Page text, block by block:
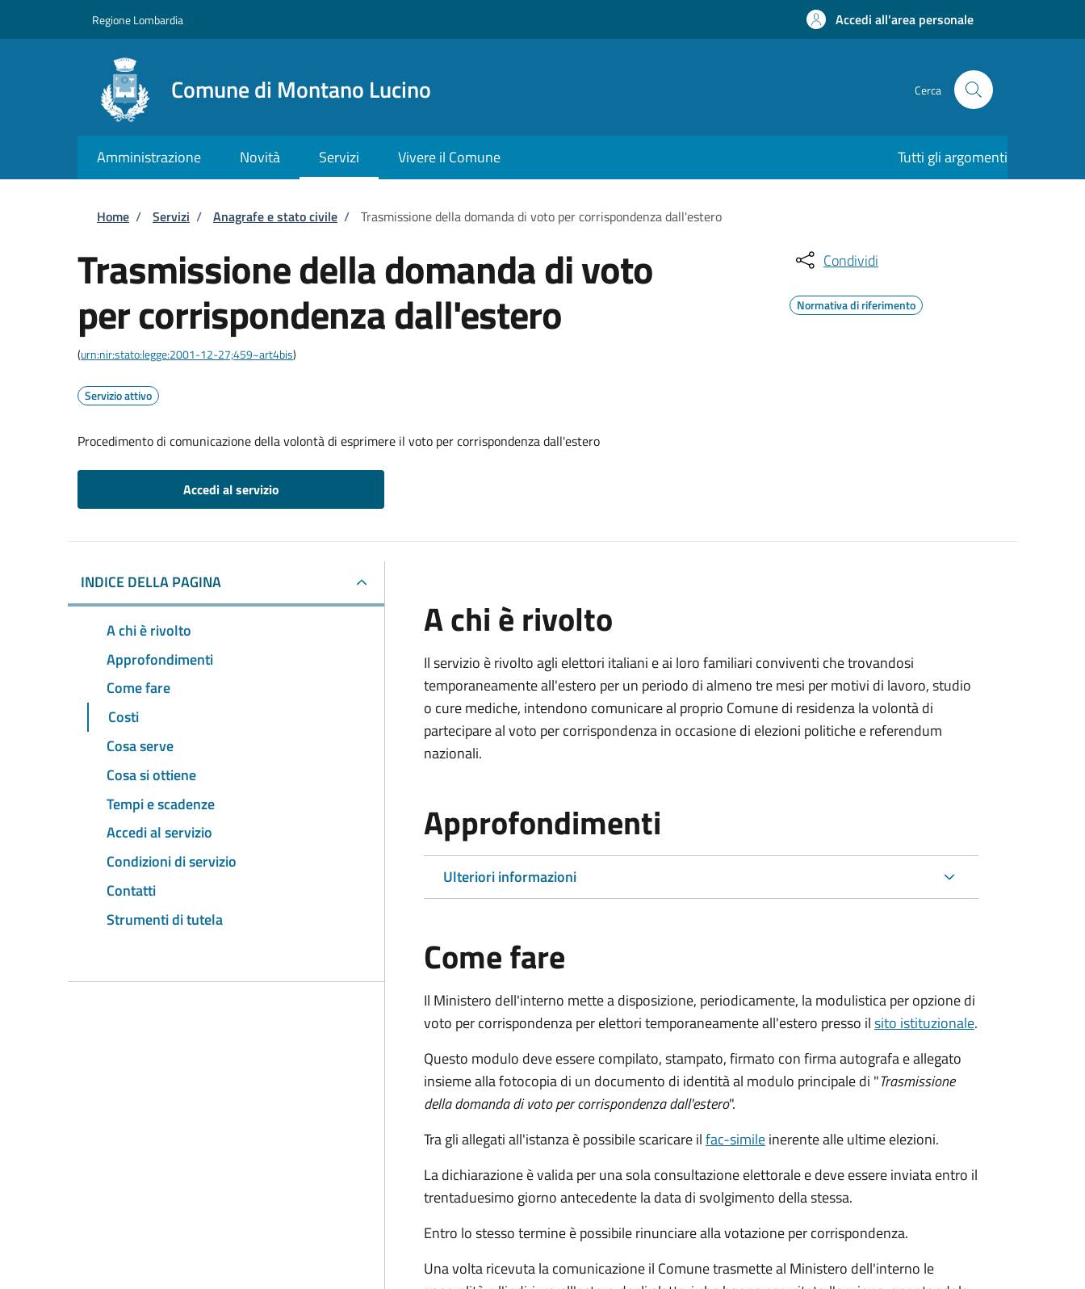
Regione Lombardia Accedi all'area personale
Comune di Montano Lucino Cerca
Amministrazione Novità Servizi Vivere il Comune Tutti gli argomenti
Briciole di pane
Home / Servizi / Anagrafe e stato civile / Trasmissione della domanda di voto per corrispondenza dall'estero
Trasmissione della domanda di voto
per corrispondenza dall'estero
(urn:nir:stato:legge:2001-12-27;459~art4bis)
Servizio attivo
Procedimento di comunicazione della volontà di esprimere il voto per corrispondenza dall'estero
Accedi al servizio
Condividi
Normativa di riferimento
INDICE DELLA PAGINA
A chi è rivolto
Approfondimenti
Come fare
Costi
Cosa serve
Cosa si ottiene
Tempi e scadenze
Accedi al servizio
Condizioni di servizio
Contatti
Strumenti di tutela
A chi è rivolto
Il servizio è rivolto agli elettori italiani e ai loro familiari conviventi che trovandosi
temporaneamente all'estero per un periodo di almeno tre mesi per motivi di lavoro, studio
o cure mediche, intendono comunicare al proprio Comune di residenza la volontà di
partecipare al voto per corrispondenza in occasione di elezioni politiche e referendum
nazionali.
Approfondimenti
Ulteriori informazioni
Come fare
Il Ministero dell'interno mette a disposizione, periodicamente, la modulistica per opzione di
voto per corrispondenza per elettori temporaneamente all'estero presso ilsito istituzionale.
Questo modulo deve essere compilato, stampato, firmato con firma autografa e allegato
insieme alla fotocopia di un documento di identità al modulo principale di "Trasmissione
della domanda di voto per corrispondenza dall'estero".
Tra gli allegati all'istanza è possibile scaricare ilfac-simileinerente alle ultime elezioni.
La dichiarazione è valida per una sola consultazione elettorale e deve essere inviata entro il
trentaduesimo giorno antecedente la data di svolgimento della stessa.
Entro lo stesso termine è possibile rinunciare alla votazione per corrispondenza.
Una volta ricevuta la comunicazione il Comune trasmette al Ministero dell'interno le